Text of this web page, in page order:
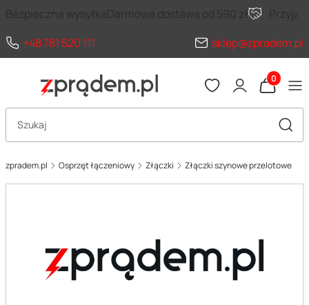
Bezpieczna wysyłkaDarmowa dostawa od 590 zł
+48 781 520 111
sklep@zpradem.pl
Produkty
Otwórz wyszukiwarkę
zpradem.pl Osprzęt łączeniowy Złączki Złączki szynowe przelotowe